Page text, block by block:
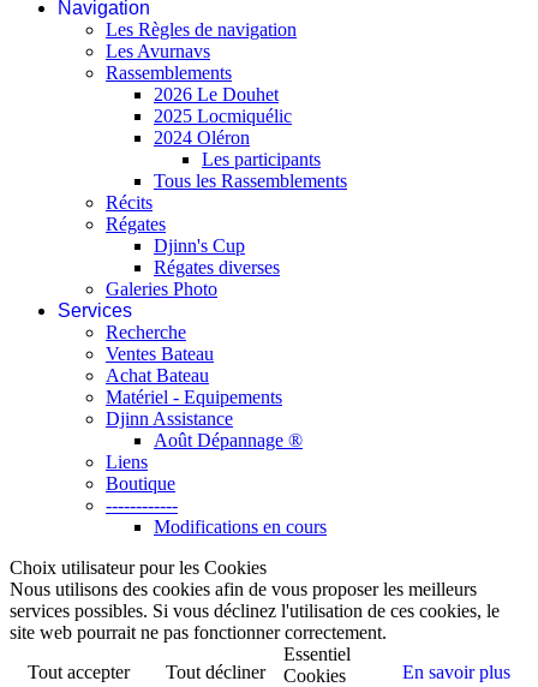
Navigation
Les Règles de navigation
Les Avurnavs
Rassemblements
2026 Le Douhet
2025 Locmiquélic
2024 Oléron
Les participants
Tous les Rassemblements
Récits
Régates
Djinn's Cup
Régates diverses
Galeries Photo
Services
Recherche
Ventes Bateau
Achat Bateau
Matériel - Equipements
Djinn Assistance
Août Dépannage ®
Liens
Boutique
------------
Modifications en cours
Choix utilisateur pour les Cookies
Nous utilisons des cookies afin de vous proposer les meilleurs
services possibles. Si vous déclinez l'utilisation de ces cookies, le
site web pourrait ne pas fonctionner correctement.
Tout accepter
Tout décliner En savoir plus
Essentiel
Cookies